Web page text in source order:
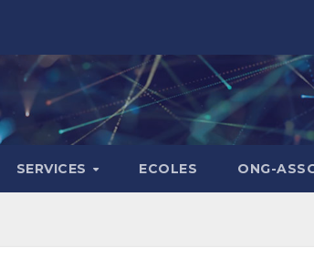
SERVICES ECOLES ONG-